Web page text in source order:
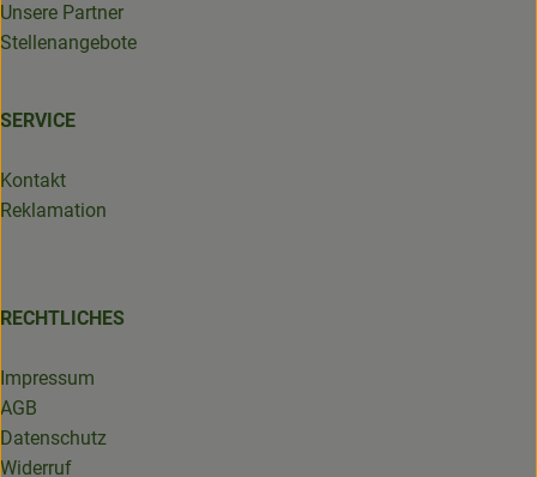
Unsere Partner
Stellenangebote
SERVICE
Kontakt
Reklamation
RECHTLICHES
Impressum
AGB
Datenschutz
Widerruf